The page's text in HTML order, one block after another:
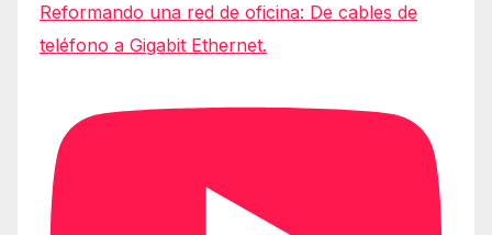
Reformando una red de oficina: De cables de
teléfono a Gigabit Ethernet.